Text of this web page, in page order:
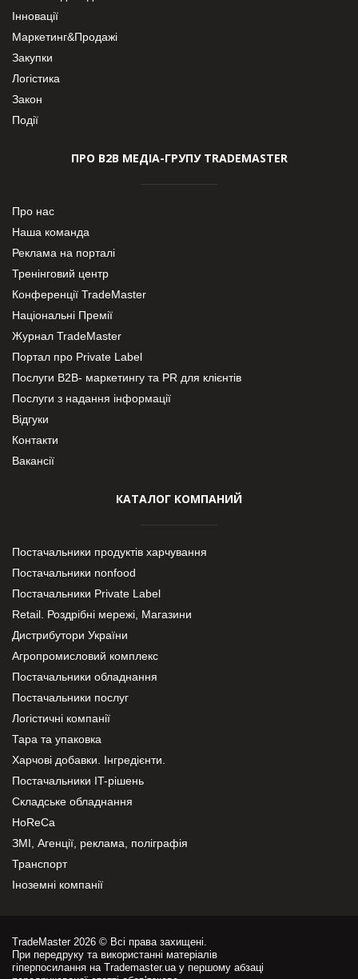
Інновації
Маркетинг&Продажі
Закупки
Логістика
Закон
Події
ПРО В2В МЕДІА-ГРУПУ TRADEMASTER
Про нас
Наша команда
Реклама на порталі
Тренінговий центр
Конференції TradeMaster
Національні Премії
Журнал TradeMaster
Портал про Private Label
Послуги В2В- маркетингу та PR для клієнтів
Послуги з надання інформації
Відгуки
Контакти
Вакансії
КАТАЛОГ КОМПАНИЙ
Постачальники продуктів харчування
Постачальники nonfood
Постачальники Private Label
Retail. Роздрібні мережі, Магазини
Дистрибутори України
Агропромисловий комплекс
Постачальники обладнання
Постачальники послуг
Логістичні компанії
Тара та упаковка
Харчові добавки. Інгредієнти.
Постачальники IT-рішень
Складське обладнання
HoReCa
ЗМІ, Агенції, реклама, поліграфія
Транспорт
Іноземні компанії
TradeMaster 2026 © Всі права захищені.
При передруку та використанні матеріалів
гіперпосилання на Trademaster.ua у першому абзаці